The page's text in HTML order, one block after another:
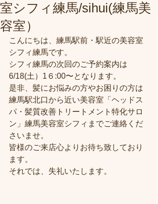
室シフィ練馬/sihui(練馬美
容室）
こんにちは、練馬駅前・駅近の美容室
シフィ練馬です。
シフィ練馬の次回のご予約案内は
6/18(土）1６:00〜となります。
是非、髪にお悩みの方やお困りの方は
練馬駅北口から近い美容室「ヘッドス
パ・髪質改善トリートメント特化サロ
ン」練馬美容室シフィまでご連絡くだ
さいませ。
皆様のご来店心よりお待ち致しており
ます。
それでは、失礼いたします。